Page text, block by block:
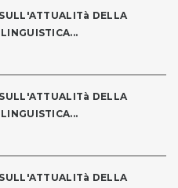
DELLA
DELLA
DELLA